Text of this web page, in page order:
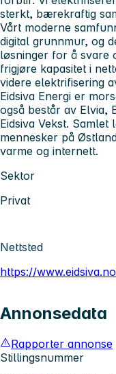
sterkt, bærekraftig
Vårt moderne
digital grunnmur, og
løsninger for å svare
frigjøre kapasitet i
videre elektrifisering
Eidsiva Energi er
også består av Elvia,
Eidsiva Vekst.
mennesker på
varme og internett.
Sektor
Privat
Nettsted
https://
Annonsedata
Rapporter annonse
Stillingsnummer